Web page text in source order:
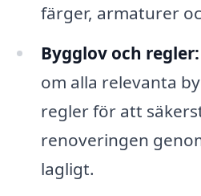
färger, armaturer
Bygglov och regler:
om alla relevanta
regler för att
renoveringen
lagligt.